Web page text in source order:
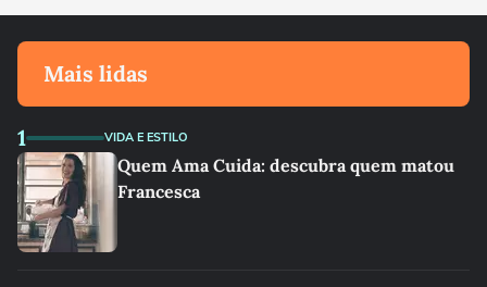
Mais lidas
1 VIDA E ESTILO
Quem Ama Cuida: descubra quem matou
Francesca